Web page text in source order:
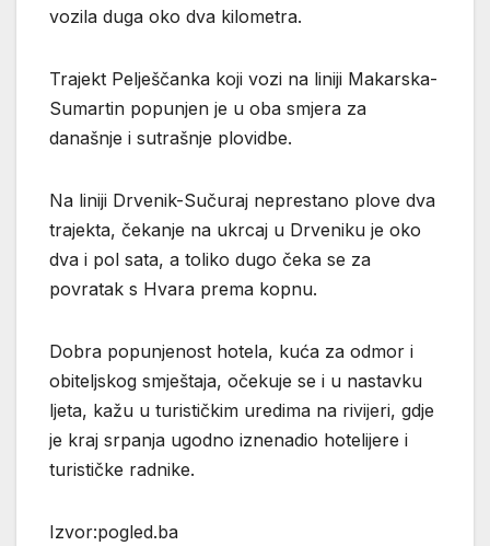
vozila duga oko dva kilometra.
Trajekt Pelješčanka koji vozi na liniji Makarska-
Sumartin popunjen je u oba smjera za
današnje i sutrašnje plovidbe.
Na liniji Drvenik-Sučuraj neprestano plove dva
trajekta, čekanje na ukrcaj u Drveniku je oko
dva i pol sata, a toliko dugo čeka se za
povratak s Hvara prema kopnu.
Dobra popunjenost hotela, kuća za odmor i
obiteljskog smještaja, očekuje se i u nastavku
ljeta, kažu u turističkim uredima na rivijeri, gdje
je kraj srpanja ugodno iznenadio hotelijere i
turističke radnike.
Izvor:pogled.ba